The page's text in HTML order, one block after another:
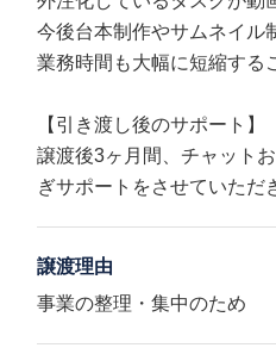
今後台本制作やサムネイル
業務時間も大幅に短縮する
【引き渡し後のサポート】
譲渡後3ヶ月間、チャット
ぎサポートをさせていただ
譲渡理由
事業の整理・集中のため